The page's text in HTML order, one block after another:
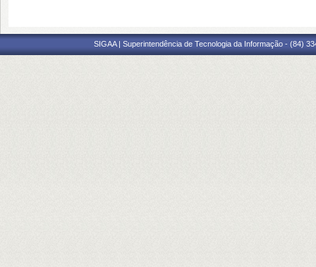
SIGAA | Superintendência de Tecnologia da Informação - (84)